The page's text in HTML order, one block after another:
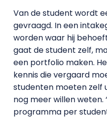
Van de student wordt
gevraagd. In een
worden waar hij
gaat de student zelf,
een portfolio maken.
kennis die vergaard
studenten moeten zelf
nog meer willen weten.
programma per